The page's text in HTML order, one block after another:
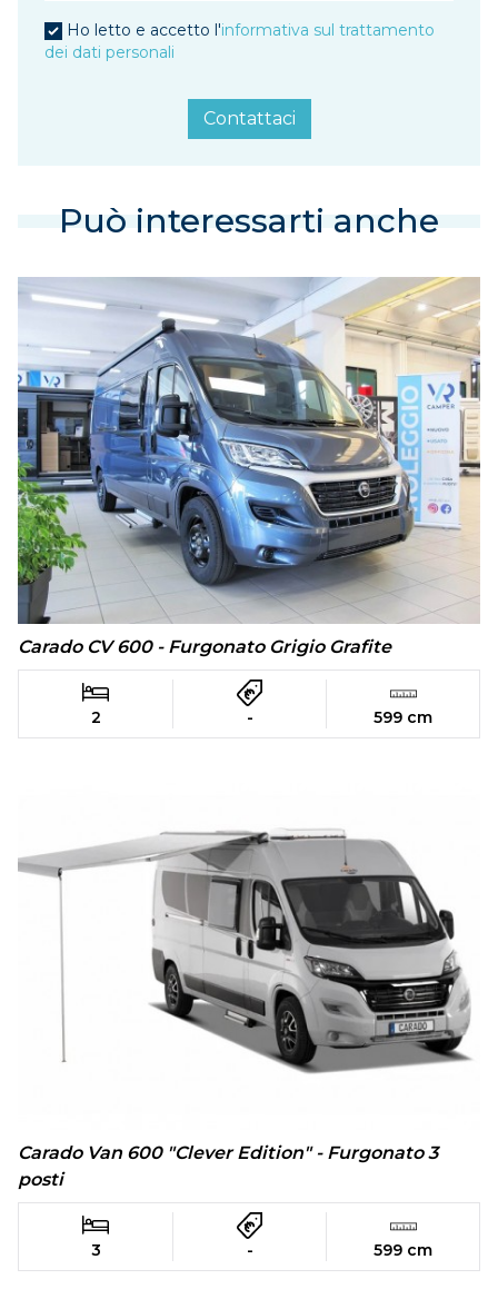
Ho letto e accetto l'informativa sul trattamento
dei dati personali
Contattaci
Può interessarti anche
Carado CV 600 - Furgonato Grigio Grafite
2 - 599 cm
Carado Van 600 "Clever Edition" - Furgonato 3
posti
3 - 599 cm